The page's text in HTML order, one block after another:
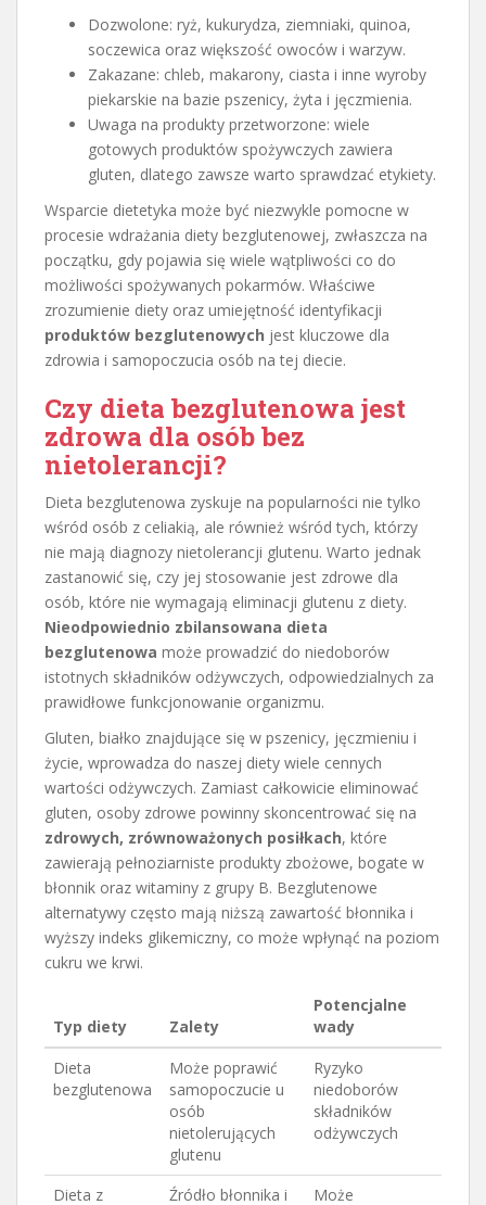
Dozwolone: ryż, kukurydza, ziemniaki, quinoa,
soczewica oraz większość owoców i warzyw.
Zakazane: chleb, makarony, ciasta i inne wyroby
piekarskie na bazie pszenicy, żyta i jęczmienia.
Uwaga na produkty przetworzone: wiele
gotowych produktów spożywczych zawiera
gluten, dlatego zawsze warto sprawdzać etykiety.
Wsparcie dietetyka może być niezwykle pomocne w
procesie wdrażania diety bezglutenowej, zwłaszcza na
początku, gdy pojawia się wiele wątpliwości co do
możliwości spożywanych pokarmów. Właściwe
zrozumienie diety oraz umiejętność identyfikacji
produktów bezglutenowych jest kluczowe dla
zdrowia i samopoczucia osób na tej diecie.
Czy dieta bezglutenowa jest
zdrowa dla osób bez
nietolerancji?
Dieta bezglutenowa zyskuje na popularności nie tylko
wśród osób z celiakią, ale również wśród tych, którzy
nie mają diagnozy nietolerancji glutenu. Warto jednak
zastanowić się, czy jej stosowanie jest zdrowe dla
osób, które nie wymagają eliminacji glutenu z diety.
Nieodpowiednio zbilansowana dieta
bezglutenowa może prowadzić do niedoborów
istotnych składników odżywczych, odpowiedzialnych za
prawidłowe funkcjonowanie organizmu.
Gluten, białko znajdujące się w pszenicy, jęczmieniu i
życie, wprowadza do naszej diety wiele cennych
wartości odżywczych. Zamiast całkowicie eliminować
gluten, osoby zdrowe powinny skoncentrować się na
zdrowych, zrównoważonych posiłkach, które
zawierają pełnoziarniste produkty zbożowe, bogate w
błonnik oraz witaminy z grupy B. Bezglutenowe
alternatywy często mają niższą zawartość błonnika i
wyższy indeks glikemiczny, co może wpłynąć na poziom
cukru we krwi.
Typ diety Zalety
Potencjalne
wady
Dieta
bezglutenowa
Może poprawić
samopoczucie u
osób
nietolerujących
glutenu
Ryzyko
niedoborów
składników
odżywczych
Dieta z Źródło błonnika i Może